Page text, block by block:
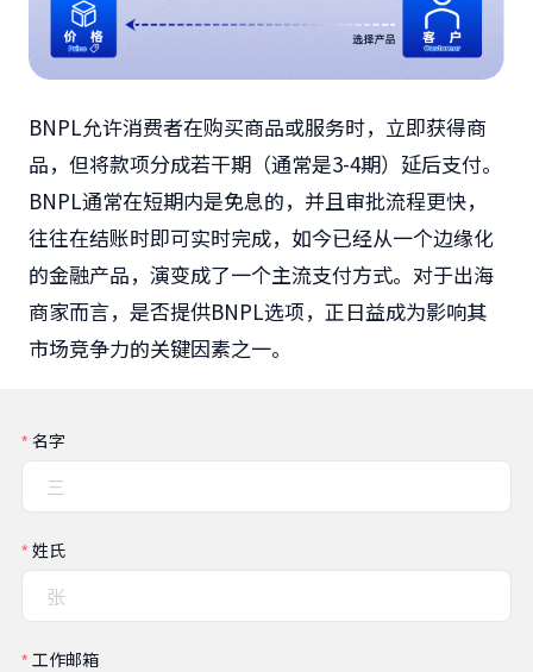
BNPL允许消费者在购买商品或服务时，立即获得商
品，但将款项分成若干期（通常是3-4期）延后支付。
BNPL通常在短期内是免息的，并且审批流程更快，
往往在结账时即可实时完成，如今已经从一个边缘化
的金融产品，演变成了一个主流支付方式。对于出海
商家而言，是否提供BNPL选项，正日益成为影响其
市场竞争力的关键因素之一。
名字
姓氏
工作邮箱